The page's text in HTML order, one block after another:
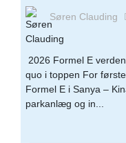
Søren Clauding
2026 Formel E
quo i toppen For
Formel E i Sanya –
parkanlæg og in...